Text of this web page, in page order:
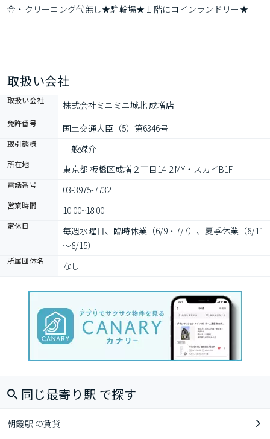
金・クリーニング代無し★駐輪場★１階にコインランドリー★
取扱い会社
取扱い会社 株式会社ミニミニ城北 成増店
免許番号 国土交通大臣（5）第6346号
取引態様 一般媒介
所在地 東京都 板橋区成増２丁目14-2 MY・スカイB1F
電話番号 03-3975-7732
営業時間 10:00~18:00
定休日
毎週水曜日、臨時休業（6/9・7/7）、夏季休業（8/11
～8/15）
所属団体名 なし
同じ最寄り駅 で探す
朝霞駅 の賃貸